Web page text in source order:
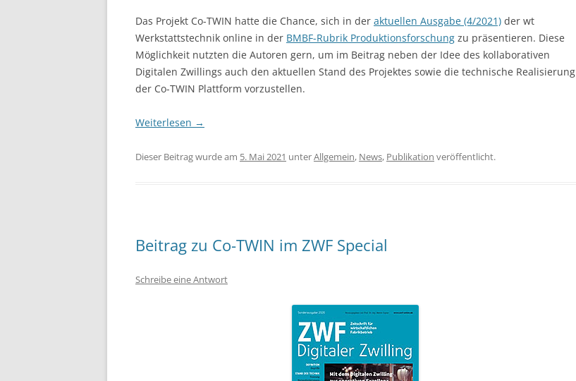
Das Projekt Co-TWIN hatte die Chance, sich in der aktuellen Ausgabe (4/2021) der wt
Werkstattstechnik online in der BMBF-Rubrik Produktionsforschung zu präsentieren. Diese
Möglichkeit nutzten die Autoren gern, um im Beitrag neben der Idee des kollaborativen
Digitalen Zwillings auch den aktuellen Stand des Projektes sowie die technische Realisierung
der Co-TWIN Plattform vorzustellen.
Weiterlesen →
Dieser Beitrag wurde am 5. Mai 2021 unterAllgemein, News, Publikation veröffentlicht.
Beitrag zu Co-TWIN im ZWF Special
Schreibe eine Antwort